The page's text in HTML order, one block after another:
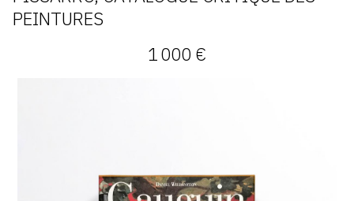
PEINTURES
1 000 €